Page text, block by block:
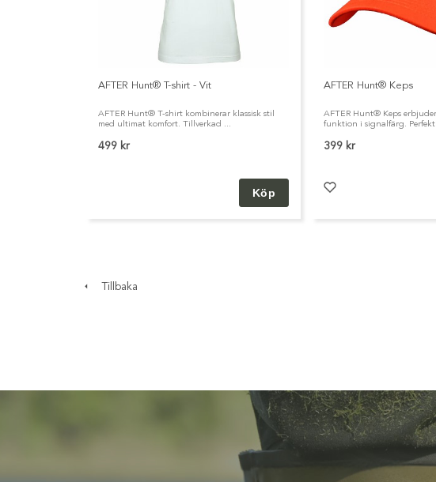
AFTER Hunt® T-shirt - Vit
AFTER Hunt® T-shirt kombinerar klassisk stil
med ultimat komfort. Tillverkad ...
499 kr
AFTER Hunt® Keps
AFTER Hunt® Keps
funktion i signalfärg. Perfekt
399 kr
Tillbaka